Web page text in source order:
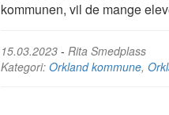
kommunen, vil de mange
15.03.2023 - Rita Smedplass
Kategori: Orkland kommune,